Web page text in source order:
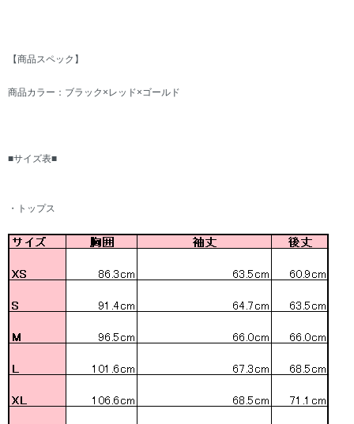
【商品スペック】
商品カラー：ブラック×レッド×ゴールド
■サイズ表■
・トップス